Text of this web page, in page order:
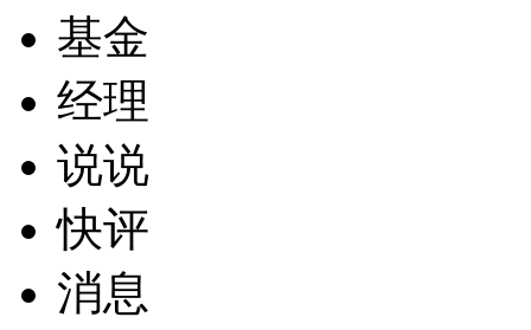
基金
经理
说说
快评
消息